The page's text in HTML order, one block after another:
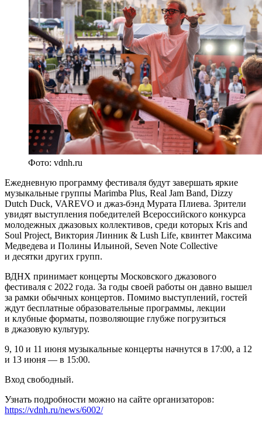
Фото: vdnh.ru
Ежедневную программу фестиваля будут завершать яркие
музыкальные группы Marimba Plus, Real Jam Band, Dizzy
Dutch Duck, VAREVO и джаз-бэнд Мурата Плиева. Зрители
увидят выступления победителей Всероссийского конкурса
молодежных джазовых коллективов, среди которых Kris and
Soul Project, Виктория Линник & Lush Life, квинтет Максима
Медведева и Полины Ильиной, Seven Note Collective
и десятки других групп.
ВДНХ принимает концерты Московского джазового
фестиваля с 2022 года. За годы своей работы он давно вышел
за рамки обычных концертов. Помимо выступлений, гостей
ждут бесплатные образовательные программы, лекции
и клубные форматы, позволяющие глубже погрузиться
в джазовую культуру.
9, 10 и 11 июня музыкальные концерты начнутся в 17:00, а 12
и 13 июня — в 15:00.
Вход свободный.
Узнать подробности можно на сайте организаторов:
https://vdnh.ru/news/6002/